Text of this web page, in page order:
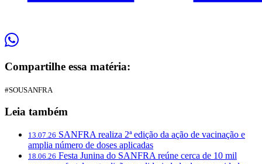
Compartilhe essa matéria:
#SOUSANFRA
Leia também
13.07.26 SANFRA realiza 2ª edição da ação de vacinação e
amplia número de doses aplicadas
18.06.26 Festa Junina do SANFRA reúne cerca de 10 mil